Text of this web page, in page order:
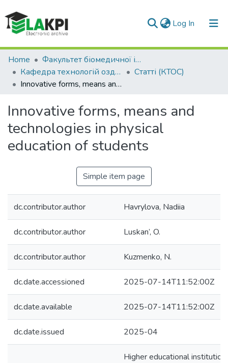
Log In (current)
Communities & Collections
All of DSpace
Home
Факультет біомедичної інженерії (ФБМІ)
Кафедра технологій оздоровлення і спорту (КТОС)
Статті (КТОС)
Innovative forms, means and technologies in physical education of students
Innovative forms, means and
technologies in physical
education of students
Simple item page
dc.contributor.author Havrylova, Nadiia
dc.contributor.author Luskan’, O.
dc.contributor.author Kuzmenko, N.
dc.date.accessioned 2025-07-14T11:52:00Z
dc.date.available 2025-07-14T11:52:00Z
dc.date.issued 2025-04
Higher educational